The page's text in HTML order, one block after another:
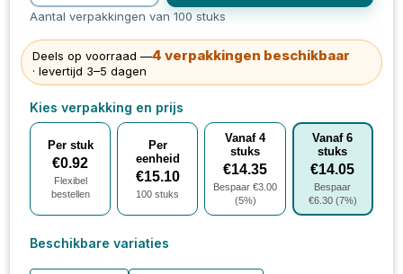
Aantal verpakkingen van 100 stuks
Deels op voorraad —4 verpakkingen beschikbaar
· levertijd 3–5 dagen
Kies verpakking en prijs
Per stuk
€0.92
Flexibel
bestellen
Per
eenheid
€15.10
100 stuks
Vanaf4
stuks
€14.35
Bespaar €3.00
(5%)
Vanaf6
stuks
€14.05
Bespaar
€6.30(7%)
Beschikbare variaties